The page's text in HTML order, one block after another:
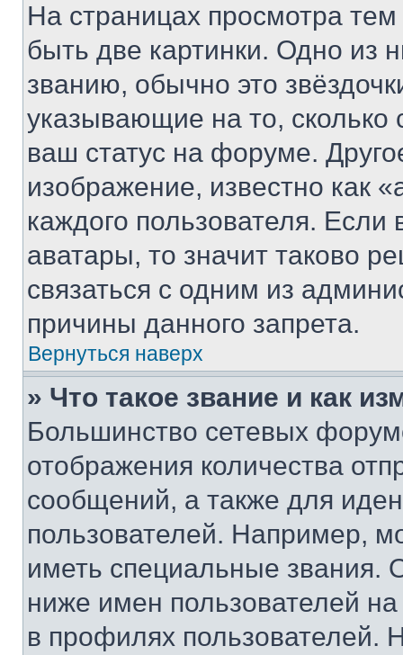
На страницах просмотра
быть две картинки. Одно из
званию, обычно это
указывающие на то,
ваш статус на форуме.
изображение, известно как
каждого пользователя.
аватары, то значит таково
связаться с одним из
причины данного запрета.
Вернуться наверх
» Что такое звание и как
Большинство сетевых
отображения количества
сообщений, а также для
пользователей. Например,
иметь специальные звания.
ниже имен пользователей
в профилях